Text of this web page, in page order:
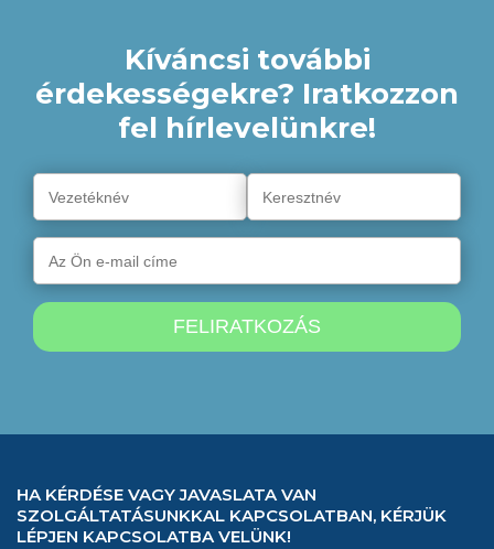
Kíváncsi további
érdekességekre? Iratkozzon
fel hírlevelünkre!
HA KÉRDÉSE VAGY JAVASLATA VAN
SZOLGÁLTATÁSUNKKAL KAPCSOLATBAN, KÉRJÜK
LÉPJEN KAPCSOLATBA VELÜNK!